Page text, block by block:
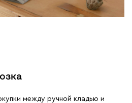
между ручной кладью и